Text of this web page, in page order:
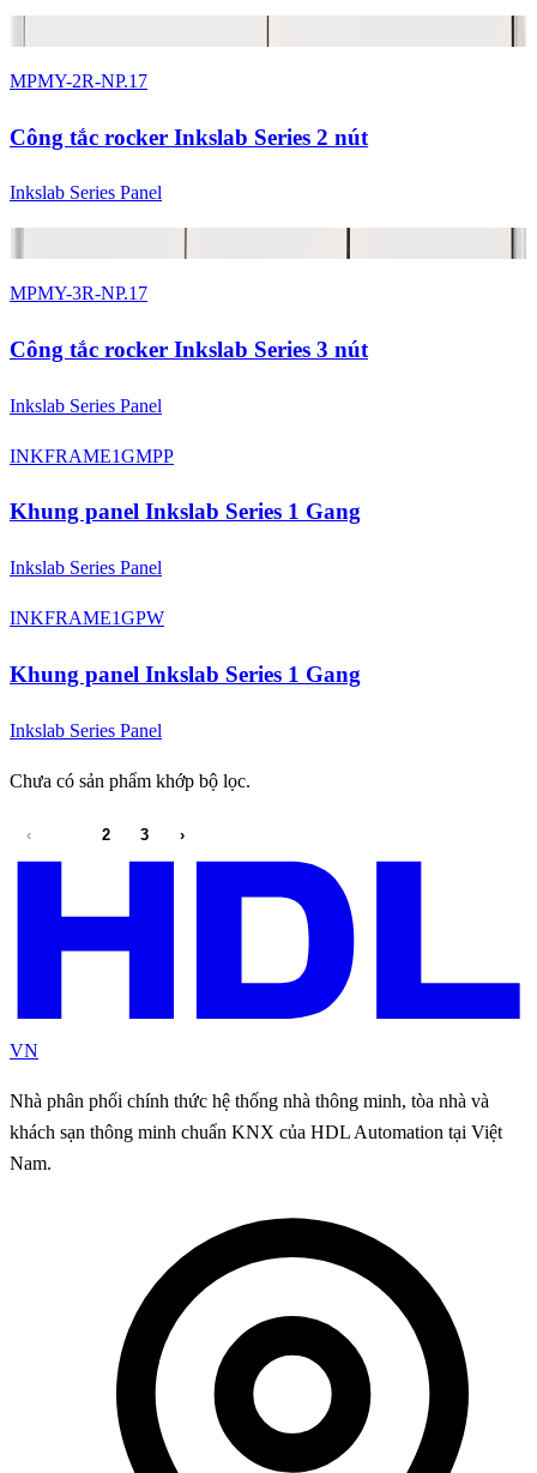
MPMY-2R-NP.17
Công tắc rocker Inkslab Series 2 nút
Inkslab Series Panel
MPMY-3R-NP.17
Công tắc rocker Inkslab Series 3 nút
Inkslab Series Panel
INKFRAME1GMPP
Khung panel Inkslab Series 1 Gang
Inkslab Series Panel
INKFRAME1GPW
Khung panel Inkslab Series 1 Gang
Inkslab Series Panel
Chưa có sản phẩm khớp bộ lọc.
‹ 2 3 ›
VN
Nhà phân phối chính thức hệ thống nhà thông minh, tòa nhà và
khách sạn thông minh chuẩn KNX của HDL Automation tại Việt
Nam.